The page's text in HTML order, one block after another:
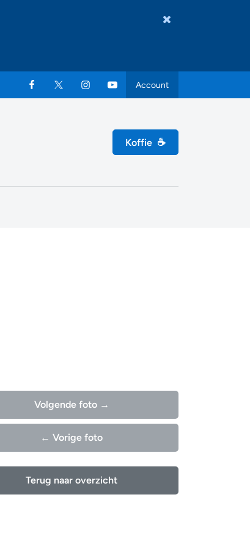
Account
Koffie ☕
Volgende foto →
← Vorige foto
Terug naar overzicht